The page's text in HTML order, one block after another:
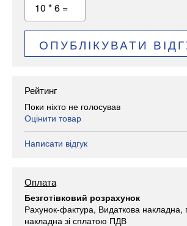
10 * 6 =
ОПУБЛІКУВАТИ
Рейтинг
Поки ніхто не голосував
Оцінити товар
Написати відгук
Оплата
Безготівковий розрахунок
Рахунок-фактура, Видаткова накладна,
накладна зі сплатою ПДВ